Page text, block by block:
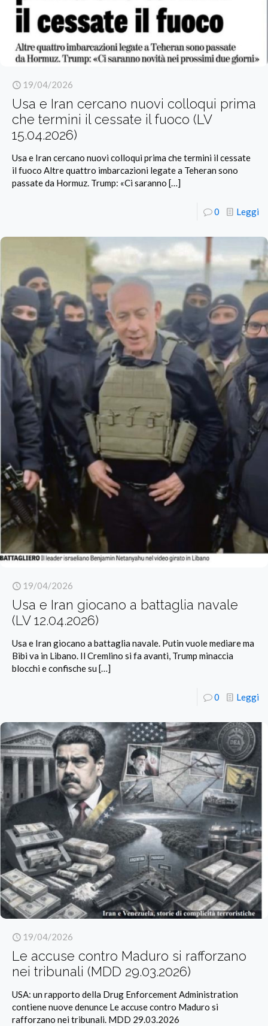
19/04/2026
Usa e Iran cercano nuovi colloqui prima
che termini il cessate il fuoco (LV
15.04.2026)
Usa e Iran cercano nuovi colloqui prima che termini il cessate
il fuoco Altre quattro imbarcazioni legate a Teheran sono
passate da Hormuz. Trump: «Ci saranno […]
0 Leggi
19/04/2026
Usa e Iran giocano a battaglia navale
(LV 12.04.2026)
Usa e Iran giocano a battaglia navale. Putin vuole mediare ma
Bibi va in Libano. Il Cremlino si fa avanti, Trump minaccia
blocchi e confische su[…]
0 Leggi
19/04/2026
Le accuse contro Maduro si rafforzano
nei tribunali (MDD 29.03.2026)
USA: un rapporto della Drug Enforcement Administration
contiene nuove denunce Le accuse contro Maduro si
rafforzano nei tribunali. MDD 29.03.2026